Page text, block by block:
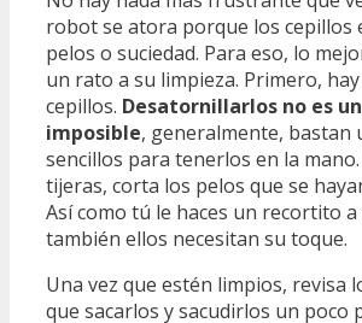
robot se atora porque los cepillos
pelos o suciedad. Para eso, lo
un rato a su limpieza. Primero,
cepillos. Desatornillarlos no es
imposible, generalmente, bastan
sencillos para tenerlos en la
tijeras, corta los pelos que se
Así como tú le haces un recortito
también ellos necesitan su toque.
Una vez que estén limpios, revisa
que sacarlos y sacudirlos un poco